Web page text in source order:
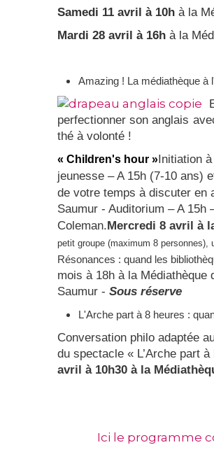
Samedi 11 avril à 10h à la
Mardi 28 avril à 16h à la
Amazing ! La médiathèque à
perfectionner son anglais
thé à volonté !
« Children's hour »Initiation
jeunesse – A 15h (7-10 ans)
de votre temps à discuter en
Saumur - Auditorium – A 15h
Coleman.Mercredi 8 avril à
petit groupe (maximum 8 personnes),
Résonances : quand les
mois à 18h à la Médiathèque
Saumur - Sous réserve
L'Arche part à 8 heures :
Conversation philo adaptée
du spectacle « L’Arche part
avril à 10h30 à la
Ici le programme